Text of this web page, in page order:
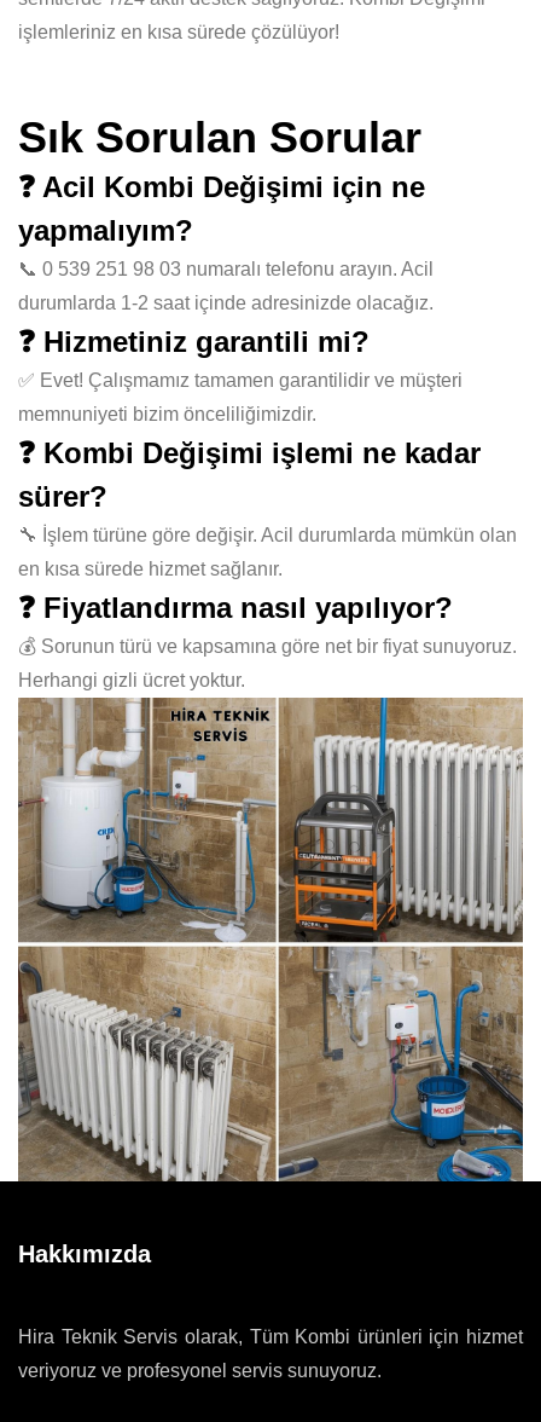
işlemleriniz en kısa sürede çözülüyor!
Sık Sorulan Sorular
❓ Acil Kombi Değişimi için ne
yapmalıyım?
📞 0 539 251 98 03 numaralı telefonu arayın. Acil
durumlarda 1-2 saat içinde adresinizde olacağız.
❓ Hizmetiniz garantili mi?
✅ Evet! Çalışmamız tamamen garantilidir ve müşteri
memnuniyeti bizim önceliliğimizdir.
❓ Kombi Değişimi işlemi ne kadar
sürer?
🔧 İşlem türüne göre değişir. Acil durumlarda mümkün olan
en kısa sürede hizmet sağlanır.
❓ Fiyatlandırma nasıl yapılıyor?
💰 Sorunun türü ve kapsamına göre net bir fiyat sunuyoruz.
Herhangi gizli ücret yoktur.
Hakkımızda
Hira Teknik Servis olarak, Tüm Kombi ürünleri için hizmet
veriyoruz ve profesyonel servis sunuyoruz.